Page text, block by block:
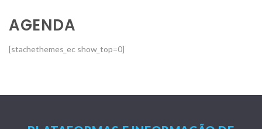
AGENDA
[stachethemes_ec show_top=0]